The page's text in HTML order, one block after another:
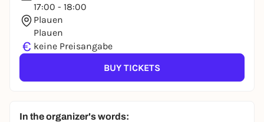
17:00 - 18:00
Plauen
Plauen
€ keine Preisangabe
BUY TICKETS
In the organizer's words: